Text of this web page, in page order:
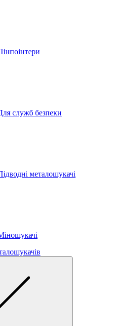
служб безпеки
металошукачі